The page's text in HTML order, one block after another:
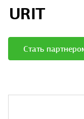
URIT
Стать